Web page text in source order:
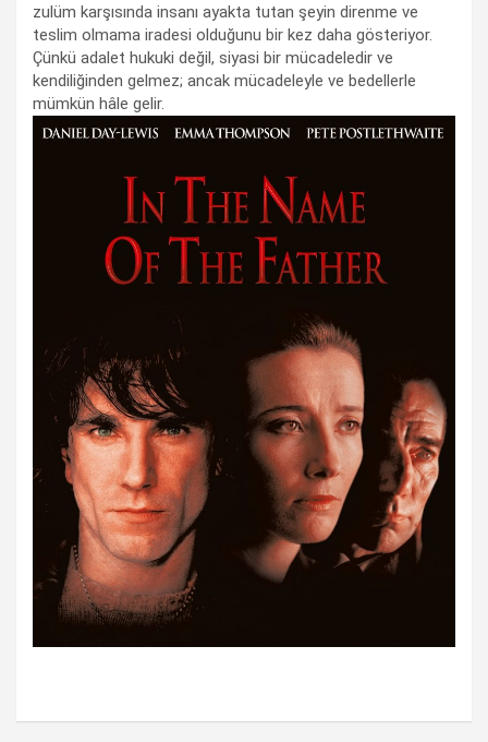
zulüm karşısında insanı ayakta tutan şeyin direnme ve
teslim olmama iradesi olduğunu bir kez daha gösteriyor.
Çünkü adalet hukuki değil, siyasi bir mücadeledir ve
kendiliğinden gelmez; ancak mücadeleyle ve bedellerle
mümkün hâle gelir.